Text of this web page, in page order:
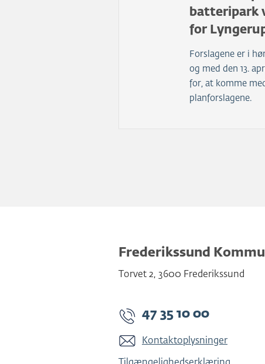
batteripark
for
Forslagene er i
og med den 13.
for, at komme
planforslagene.
Frederikssund
Torvet 2, 3600 Frederikssund
47 35 10 00
Kontaktoplysninger